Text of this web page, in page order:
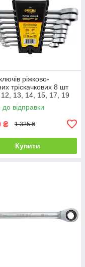
ріжково-
тріскачкових 8 шт
13, 14, 15, 17, 19
satine Sigma
до відправки
₴ 1 325 ₴
Купити